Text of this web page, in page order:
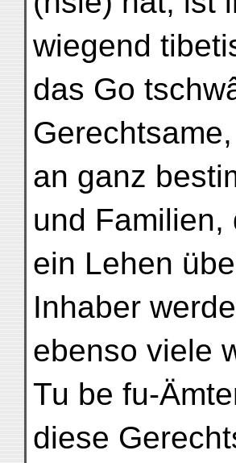
wiegend
das Go
an ganz
und Familien,
ein Lehen
Inhaber
ebenso viele
Tu be fu-
diese